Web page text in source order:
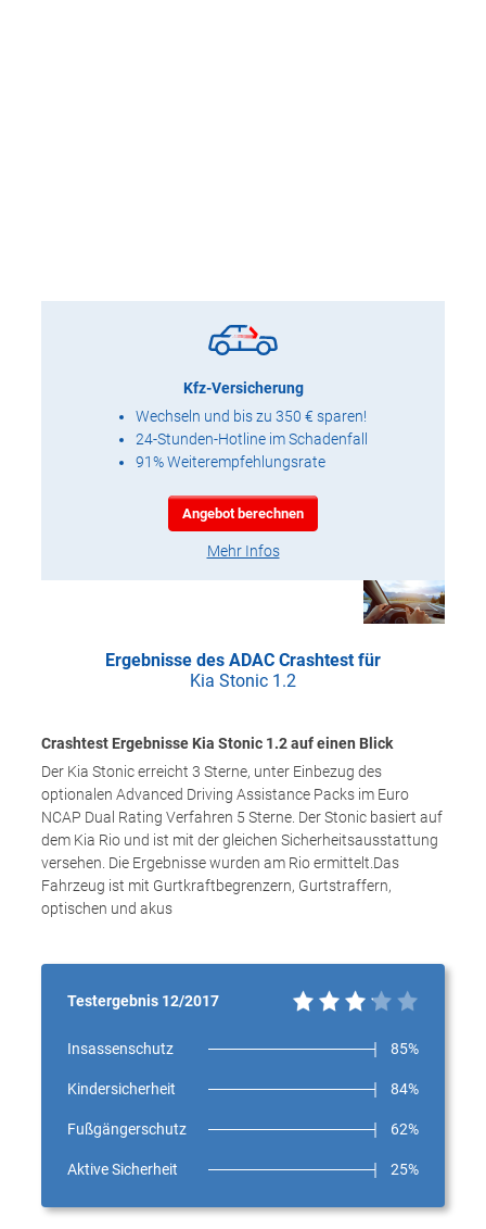
Kfz-Versicherung
Wechseln und bis zu 350 € sparen!
24-Stunden-Hotline im Schadenfall
91% Weiterempfehlungsrate
Angebot berechnen
Mehr Infos
Ergebnisse des ADAC Crashtest für
Kia Stonic 1.2
Crashtest Ergebnisse Kia Stonic 1.2 auf einen Blick
Der Kia Stonic erreicht 3 Sterne, unter Einbezug des
optionalen Advanced Driving Assistance Packs im Euro
NCAP Dual Rating Verfahren 5 Sterne. Der Stonic basiert auf
dem Kia Rio und ist mit der gleichen Sicherheitsausstattung
versehen. Die Ergebnisse wurden am Rio ermittelt.Das
Fahrzeug ist mit Gurtkraftbegrenzern, Gurtstraffern,
optischen und akus
Testergebnis 12/2017
Insassenschutz 85%
Kindersicherheit 84%
Fußgängerschutz 62%
Aktive Sicherheit 25%